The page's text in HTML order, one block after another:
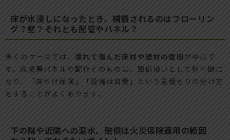
床が水浸しになったとき、補償されるのはフローリン
グ？壁？それとも配管やパネル？
多くのケースでは、 濡れて傷んだ床材や壁材の復旧 が中心で
す。床暖房パネルや配管そのものは、設備扱いとして別判断に
なり、「床だけ保険」「設備は自費」という見積もりの分け方
をすることがよくあります。
下の階や近隣への漏水、賠償は火災保険適用の範囲